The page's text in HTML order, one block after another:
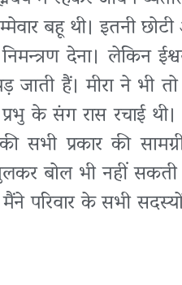
बहू थी। इतनी
देना। लेकिन
जाती हैं। मीरा ने भी
के संग रास रचाई
सभी प्रकार की
बोल भी नहीं सकती
के सभी सदस्यों